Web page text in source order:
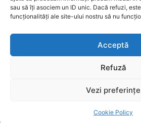
sau să îți asociem un ID unic. Dacă refuzi,
funcționalități ale site-ului nostru să nu
Acceptă
Refuză
Vezi preferințe
Cookie Policy
Termeni si conditii
Politica de confidențialitate
Copyright © 2023